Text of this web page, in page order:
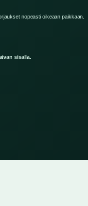
nopeasti oikeaan paikkaan.
sisalla.